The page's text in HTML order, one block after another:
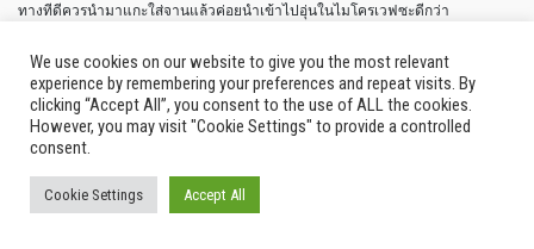
ทางทีดีควรนำมาแกะใส่จานแล้วค่อยนำเข้าไปอุ่นในไมโครเวฟซะดีกว่า
Posted in Eats-Up microwave ต้องห้าม ทำอาหาหาร , ปลา ฟอยล์
อาหาร เข้าครัว เนื้อ, เบคอน ,ไมโครเวฟ
Older posts
We use cookies on our website to give you the most relevant
experience by remembering your preferences and repeat visits. By
clicking “Accept All”, you consent to the use of ALL the cookies.
However, you may visit "Cookie Settings" to provide a controlled
consent.
Cookie Settings Accept All